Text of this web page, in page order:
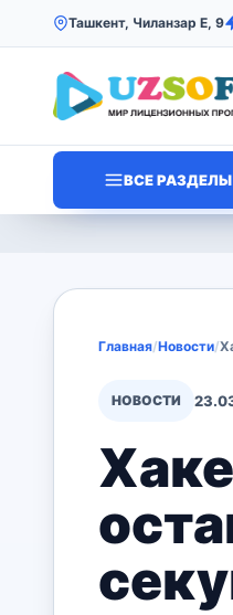
Ташкент, Чиланзар Е, 9
ВСЕ РАЗДЕЛЫ
Главная/Новости/
НОВОСТИ